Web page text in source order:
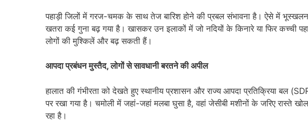
पहाड़ी जिलों में गरज-चमक के साथ तेज बारिश होने की प्रबल संभावना है। ऐसे में
खतरा कई गुना बढ़ गया है। खासकर उन इलाकों में जो नदियों के किनारे या फिर कच्ची
लोगों की मुश्किलें और बढ़ सकती हैं।
आपदा प्रबंधन मुस्तैद, लोगों से सावधानी बरतने की अपील
हालात की गंभीरता को देखते हुए स्थानीय प्रशासन और राज्य आपदा प्रतिक्रिया बल
पर रखा गया है। चमोली में जहां-जहां मलबा घुसा है, वहां जेसीबी मशीनों के जरिए रास्ते
रहा है।